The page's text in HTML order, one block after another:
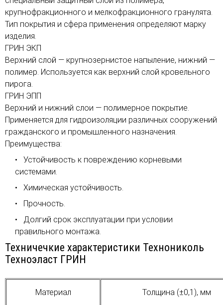
крупнофракционного и мелкофракционного гранулята.
Тип покрытия и сфера применения определяют марку
изделия.
ГРИН ЭКП
Верхний слой — крупнозернистое напыление, нижний —
полимер. Используется как верхний слой кровельного
пирога.
ГРИН ЭПП
Верхний и нижний слои — полимерное покрытие.
Применяется для гидроизоляции различных сооружений
гражданского и промышленного назначения.
Преимущества:
Устойчивость к повреждению корневыми
системами.
Химическая устойчивость.
Прочность.
Долгий срок эксплуатации при условии
правильного монтажа.
Техничечкие характеристики Технониколь
Техноэласт ГРИН
Материал Толщина (±0,1), мм